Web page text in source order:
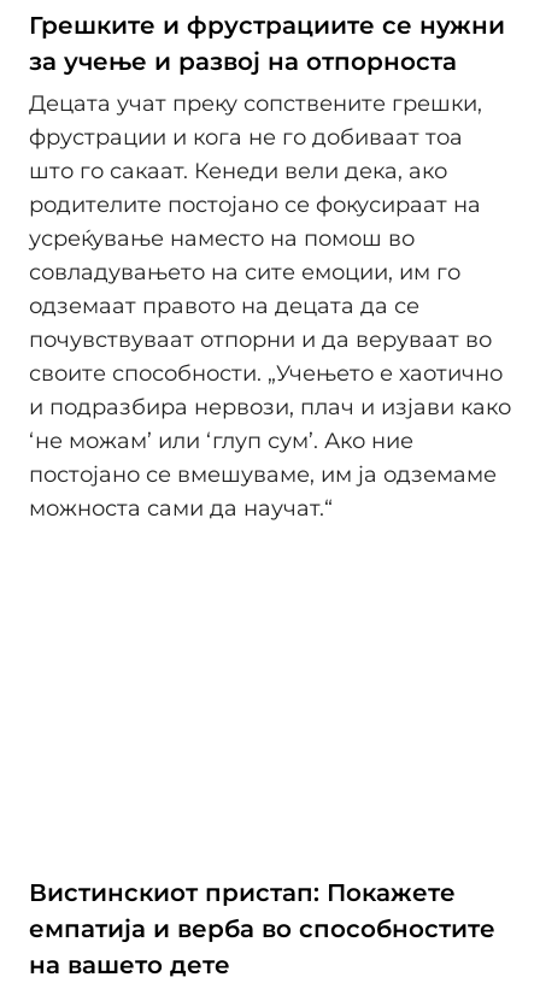
Грешките и фрустрациите се нужни
за учење и развој на отпорноста
Децата учат преку сопствените грешки,
фрустрации и кога не го добиваат тоа
што го сакаат. Кенеди вели дека, ако
родителите постојано се фокусираат на
усреќување наместо на помош во
совладувањето на сите емоции, им го
одземаат правото на децата да се
почувствуваат отпорни и да веруваат во
своите способности. „Учењето е хаотично
и подразбира нервози, плач и изјави како
‘не можам’ или ‘глуп сум’. Ако ние
постојано се вмешуваме, им ја одземаме
можноста сами да научат.“
Вистинскиот пристап: Покажете
емпатија и верба во способностите
на вашето дете